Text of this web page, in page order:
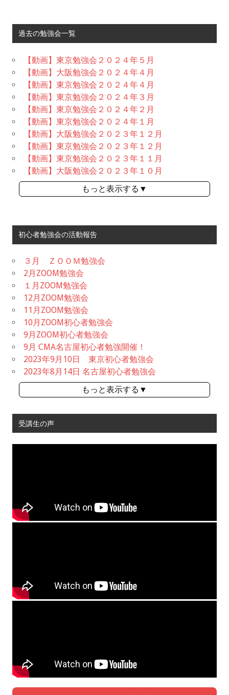
過去の勉強会一覧
【動画】東京勉強会２０２４年５月
【動画】大阪勉強会２０２４年４月
【動画】東京勉強会２０２４年４月
【動画】東京勉強会２０２４年３月
【動画】東京勉強会２０２４年２月
【動画】東京勉強会２０２４年１月
【動画】大阪勉強会２０２３年１２月
【動画】東京勉強会２０２３年１２月
【動画】東京勉強会２０２３年１１月
【動画】大阪勉強会２０２３年１０月
もっと表示する▼
初心者勉強会の活動報告
３月 ＺＯＯＭ勉強会
2月ZOOM勉強会
１月ZOOM勉強会
12月ZOOM勉強会
11月ZOOM勉強会
10月ZOOM初心者勉強会
9月ZOOM初心者勉強会
9月 CMA名古屋初心者勉強開催！
2023年9月10日 東京初心者勉強会
2023年8月14日 名古屋初心者勉強会
もっと表示する▼
受講生の声